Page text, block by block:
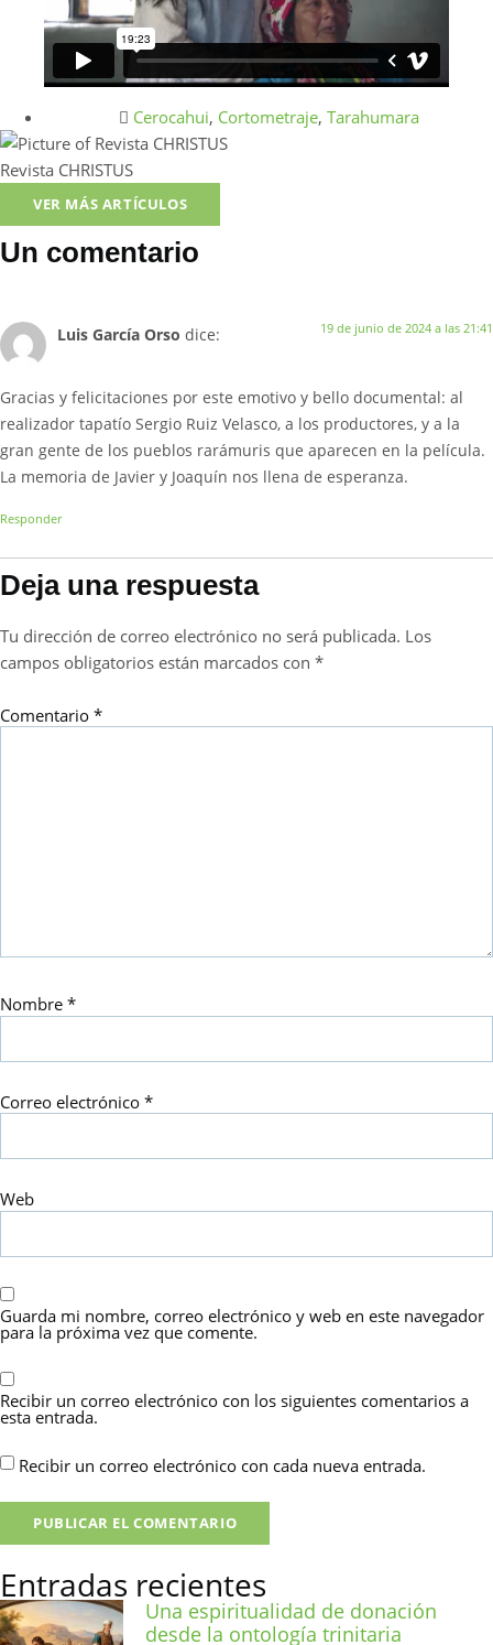
Cerocahui, Cortometraje, Tarahumara
Revista CHRISTUS
VER MÁS ARTÍCULOS
Un comentario
Luis García Orso dice: 19 de junio de 2024 a las 21:41
Gracias y felicitaciones por este emotivo y bello documental: al
realizador tapatío Sergio Ruiz Velasco, a los productores, y a la
gran gente de los pueblos rarámuris que aparecen en la película.
La memoria de Javier y Joaquín nos llena de esperanza.
Responder
Deja una respuesta
Tu dirección de correo electrónico no será publicada. Los
campos obligatorios están marcados con *
Comentario *
Nombre *
Correo electrónico *
Web
Guarda mi nombre, correo electrónico y web en este navegador
para la próxima vez que comente.
Recibir un correo electrónico con los siguientes comentarios a
esta entrada.
Recibir un correo electrónico con cada nueva entrada.
Entradas recientes
Una espiritualidad de donación
desde la ontología trinitaria